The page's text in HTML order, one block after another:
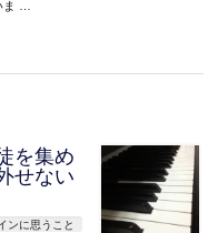
ま …
を集め
せない
ンに思うこと